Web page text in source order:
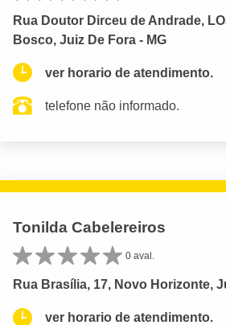
Rua Doutor Dirceu de Andrade,
Bosco, Juiz De Fora - MG
ver horario de atendimento.
telefone não informado.
Tonilda Cabelereiros
0 aval.
Rua Brasília, 17, Novo Horizonte,
ver horario de atendimento.